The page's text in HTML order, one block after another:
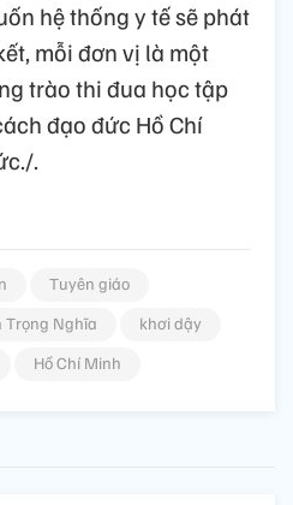
hệ thống y tế sẽ phát
mỗi đơn vị là một
trào thi đua học tập
đạo đức Hồ Chí
.
Tuyên giáo
Trọng Nghĩa
khơi dậy
Hồ Chí Minh